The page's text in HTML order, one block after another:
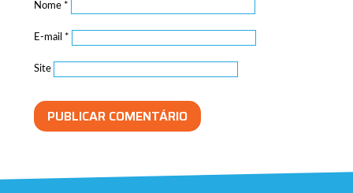
Nome *
E-mail *
Site